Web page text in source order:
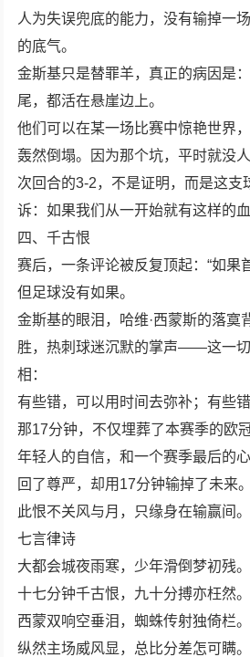
人为失误兜底的能力，没有输掉一
的底气。
金斯基只是替罪羊，真正的病因是
尾，都活在悬崖边上。
他们可以在某一场比赛中惊艳世界
轰然倒塌。因为那个坑，平时就没人
次回合的3-2，不是证明，而是这支
诉：如果我们从一开始就有这样的
四、千古恨
赛后，一条评论被反复顶起：“如
但足球没有如果。
金斯基的眼泪，哈维·西蒙斯的落寞
胜，热刺球迷沉默的掌声——这一
相：
有些错，可以用时间去弥补；有些
那17分钟，不仅埋葬了本赛季的欧
年轻人的自信，和一个赛季最后的
回了尊严，却用17分钟输掉了未来。
此恨不关风与月，只缘身在输赢间。
七言律诗
大都会城夜雨寒，少年滑倒梦初残。
十七分钟千古恨，九十分搏亦枉然。
西蒙双响空垂泪，蜘蛛传射独倚栏。
纵然主场威风显，总比分差怎可瞒。